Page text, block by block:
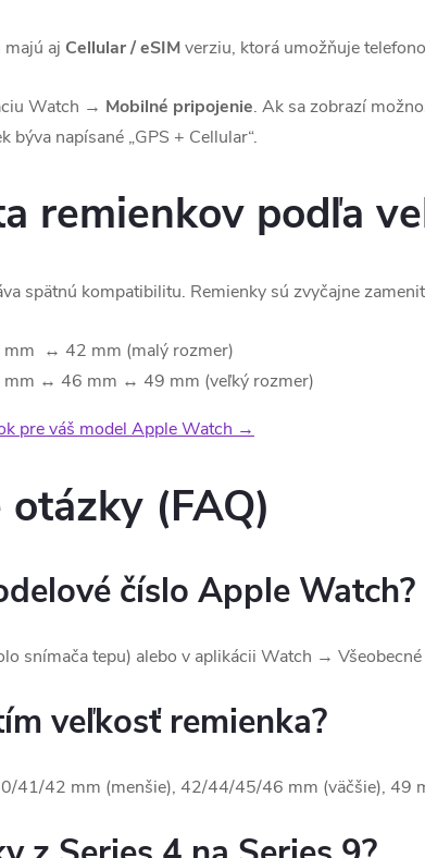
aj Cellular / eSIMverziu, ktorá umožňuje
Watch → Mobilné pripojenie. Ak sa zobrazí
býva napísané „GPS + Cellular“.
remienkov podľa
spätnú kompatibilitu. Remienky sú zvyčajne
↔ 42 mm (malý rozmer)
↔ 46 mm ↔ 49 mm (veľký rozmer)
pre váš model Apple Watch →
(FAQ)
číslo Apple Watch?
snímača tepu) alebo v aplikácii Watch →
veľkosť remienka?
41/42 mm (menšie), 42/44/45/46 mm (väčšie), 49